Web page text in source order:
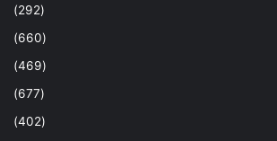
(292)
(660)
(469)
(677)
(402)